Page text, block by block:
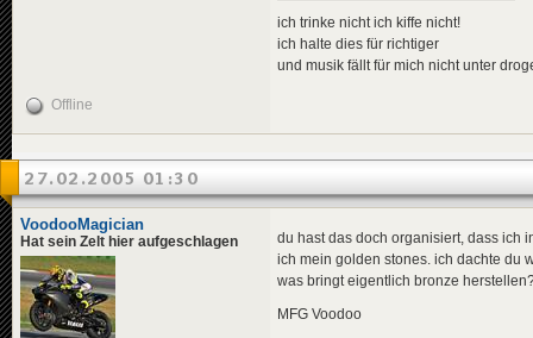
ich trinke nicht ich kiffe nicht!
ich halte dies für richtiger
und musik fällt für mich nicht unter
Offline
27.02.2005 01:30
VoodooMagician
Hat sein Zelt hier aufgeschlagen
du hast das doch organisiert, dass ich
ich mein golden stones. ich dachte du
was bringt eigentlich bronze
MFG Voodoo